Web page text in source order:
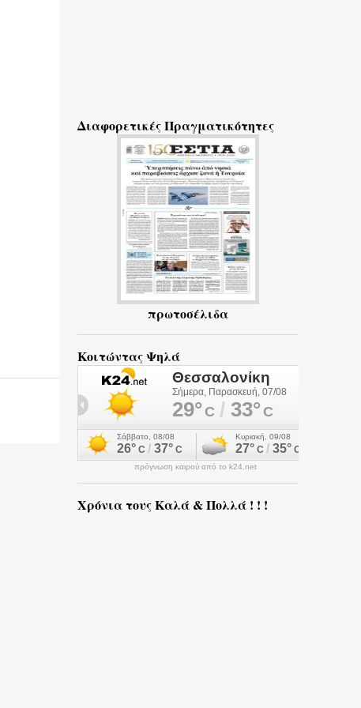
Διαφορετικές Πραγματικότητες
πρωτοσέλιδα
Κοιτώντας Ψηλά
πρόγνωση καιρού από το k24.net
Χρόνια τους Καλά & Πολλά ! ! !